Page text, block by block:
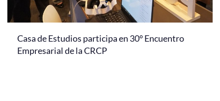
Casa de Estudios participa en 30° Encuentro
Empresarial de la CRCP